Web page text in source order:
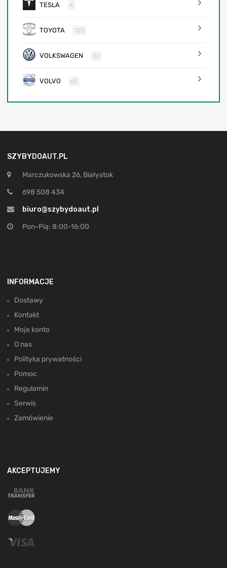
TESLA 4
TOYOTA 125
VOLKSWAGEN 32
VOLVO 65
SZYBYDOAUT.PL
Marczukowska 26, Białystok
698 508 434
biuro@szybydoaut.pl
Pon-Pią: 8:00-16:00
INFORMACJE
Dostawy
Kontakt
Moje konto
O nas
Polityka prywatności
Pomoc
Regulamin
Serwis
Zamówienie
AKCEPTUJEMY